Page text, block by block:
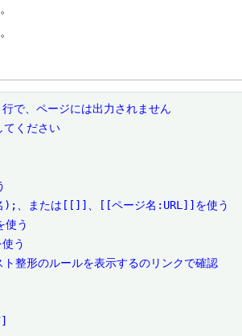
、ページには出力されません
ください
);、または[[]]、[[ページ名:URL]]を使う
う
う
整形のルールを表示するのリンクで確認